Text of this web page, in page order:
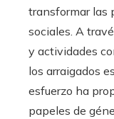
transformar las
sociales. A
y actividades
los arraigados
esfuerzo ha
papeles de